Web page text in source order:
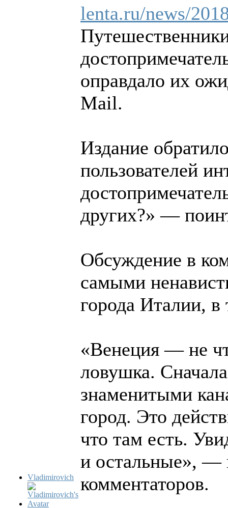
Vladimirovich
lenta.ru/news/
оправдало их
Mail.
Издание
пользователей
других?» —
Обсуждение в
самыми
города Италии,
«Венеция — не
ловушка.
знаменитыми
город. Это
что там есть.
и остальные», —
комментаторов.